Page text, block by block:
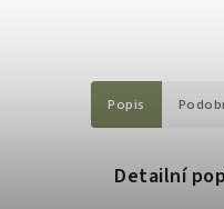
Popis
Detailní